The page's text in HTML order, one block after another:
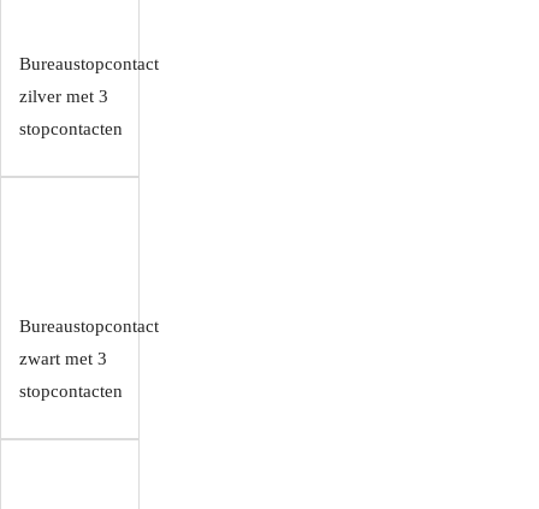
Bureaustopcontact
zilver met 3
stopcontacten
Bureaustopcontact
zwart met 3
stopcontacten